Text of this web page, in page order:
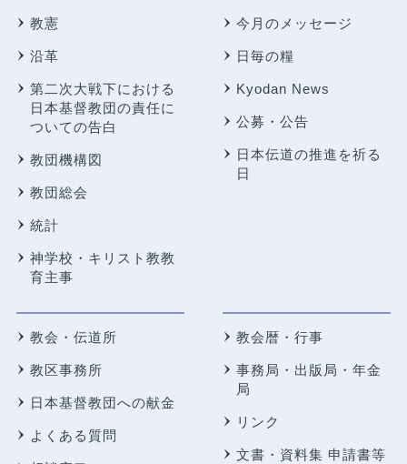
教憲
沿革
第二次大戦下における
日本基督教団の責任に
ついての告白
教団機構図
教団総会
統計
神学校・キリスト教教
育主事
今月のメッセージ
日毎の糧
Kyodan News
公募・公告
日本伝道の推進を祈る
日
教会・伝道所
教区事務所
日本基督教団への献金
よくある質問
教会暦・行事
事務局・出版局・年金
局
リンク
文書・資料集 申請書等